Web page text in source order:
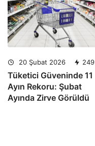
20 Şubat 2026 249
Tüketici Güveninde 11
Ayın Rekoru: Şubat
Ayında Zirve Görüldü